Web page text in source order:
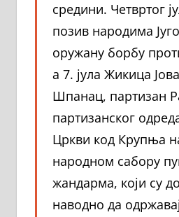
средини. Четвртог
позив народима
оружану борбу
а 7. јула Жикица
Шпанац, партизан
партизанског
Цркви код Крупња
народном сабору
жандарма, који су
наводно да